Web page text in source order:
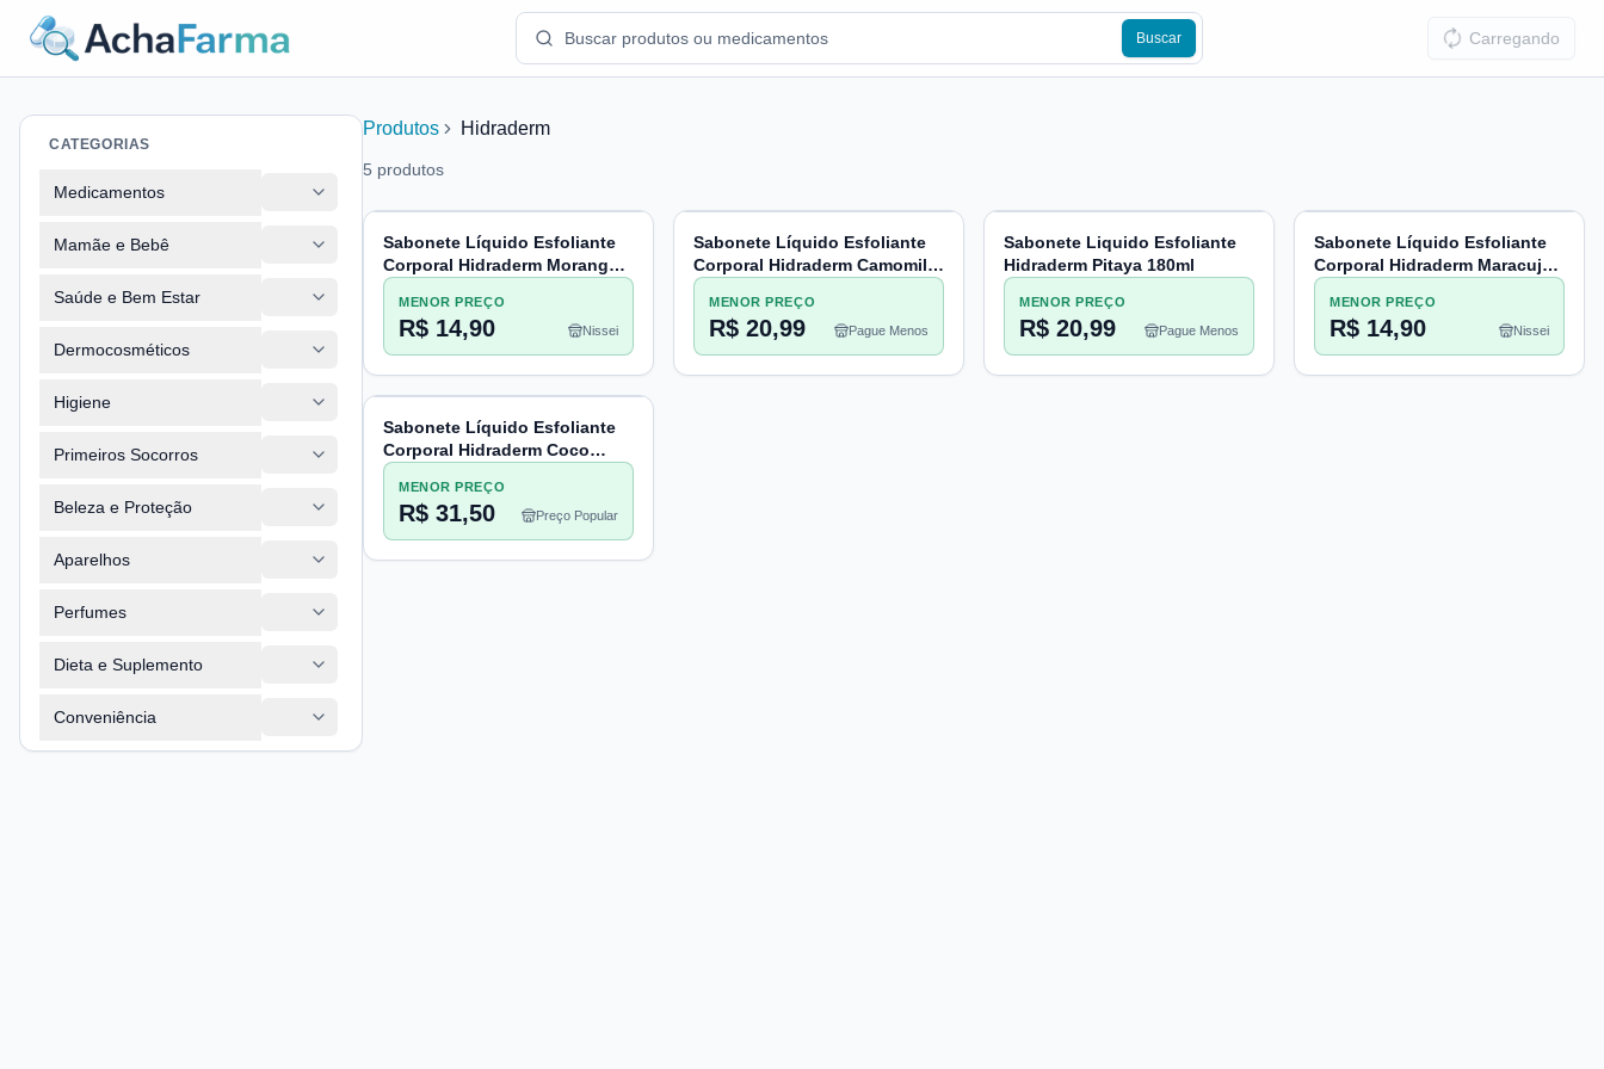
Buscar Carregando
CATEGORIAS
Medicamentos
Mamãe e Bebê
Saúde e Bem Estar
Dermocosméticos
Higiene
Primeiros Socorros
Beleza e Proteção
Aparelhos
Perfumes
Dieta e Suplemento
Conveniência
Produtos Hidraderm
5 produtos
Sabonete Líquido Esfoliante
Corporal Hidraderm Morango
180ml
MENOR PREÇO
R$ 14,90 Nissei
Sabonete Líquido Esfoliante
Corporal Hidraderm Camomila
180ml
MENOR PREÇO
R$ 20,99 Pague Menos
Sabonete Liquido Esfoliante
Hidraderm Pitaya 180ml
MENOR PREÇO
R$ 20,99 Pague Menos
Sabonete Líquido Esfoliante
Corporal Hidraderm Maracujá
180ml
MENOR PREÇO
R$ 14,90 Nissei
Sabonete Líquido Esfoliante
Corporal Hidraderm Coco
180ml
MENOR PREÇO
R$ 31,50 Preço Popular